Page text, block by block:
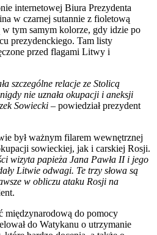
internetowej Biura Prezydenta
w czarnej sutannie z fioletową
tym samym kolorze, gdy idzie po
prezydenckiego. Tam listy
przed flagami Litwy i
szczególne relacje ze Stolicą
nie uznała okupacji i aneksji
Sowiecki – powiedział prezydent
był ważnym filarem wewnętrznej
sowieckiej, jak i carskiej Rosji.
wizyta papieża Jana Pawła II i jego
Litwie odwagi. Te trzy słowa są
w obliczu ataku Rosji na
międzynarodową do pomocy
do Watykanu o utrzymanie